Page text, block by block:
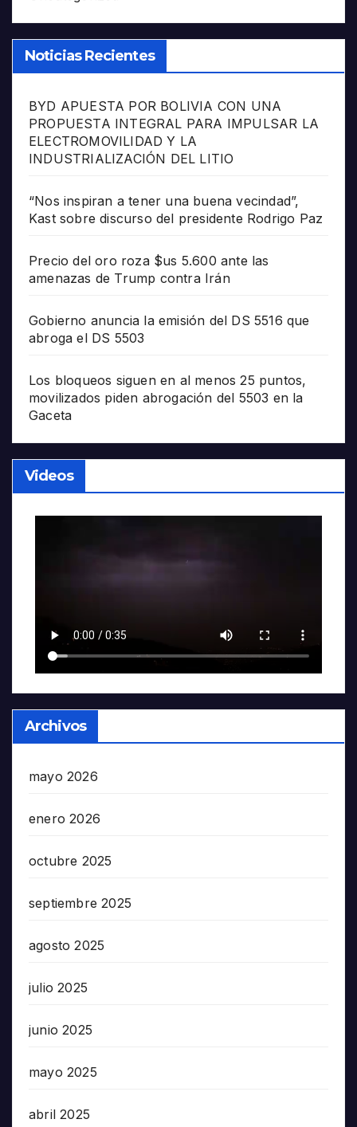
Noticias Recientes
BYD APUESTA POR BOLIVIA CON UNA
PROPUESTA INTEGRAL PARA IMPULSAR LA
ELECTROMOVILIDAD Y LA
INDUSTRIALIZACIÓN DEL LITIO
“Nos inspiran a tener una buena vecindad”,
Kast sobre discurso del presidente Rodrigo Paz
Precio del oro roza $us 5.600 ante las
amenazas de Trump contra Irán
Gobierno anuncia la emisión del DS 5516 que
abroga el DS 5503
Los bloqueos siguen en al menos 25 puntos,
movilizados piden abrogación del 5503 en la
Gaceta
Videos
Archivos
mayo 2026
enero 2026
octubre 2025
septiembre 2025
agosto 2025
julio 2025
junio 2025
mayo 2025
abril 2025